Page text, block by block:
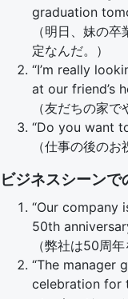
graduation
（明日、妹の
定なんだ。）
“I’m really
at our friend’s
（友だちの家
“Do you want
（仕事の後のお
ビジネスシーンで
“Our company
50th
（弊社は50周
“The manager
celebration for